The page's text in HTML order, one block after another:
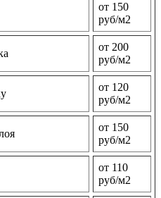
от 150
руб/м2
от 200
руб/м2
от 120
руб/м2
от 150
руб/м2
от 110
руб/м2